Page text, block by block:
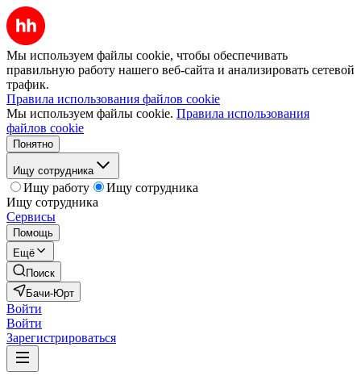
Мы используем файлы cookie, чтобы обеспечивать
правильную работу нашего веб-сайта и анализировать сетевой
трафик.
Правила использования файлов cookie
Мы используем файлы cookie. Правила использования
файлов cookie
Понятно
Ищу сотрудника
Ищу работу
Ищу сотрудника
Ищу сотрудника
Сервисы
Помощь
Ещё
Поиск
Бачи-Юрт
Войти
Войти
Зарегистрироваться